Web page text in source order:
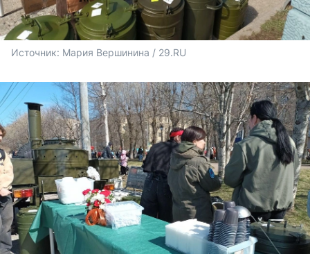
Источник: Мария Вершинина / 29.RU